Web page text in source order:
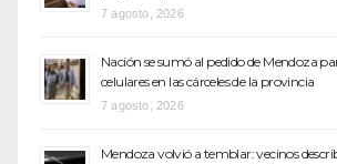
7 agosto, 2026
Nación se sumó al pedido de Mendoza
celulares en las cárceles de la provincia
7 agosto, 2026
Mendoza volvió a temblar: vecinos